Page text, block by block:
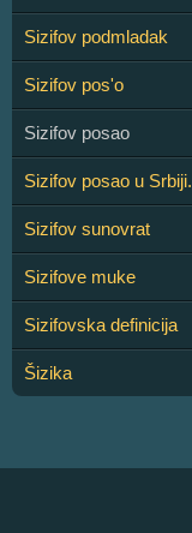
Sizifov podmladak
Sizifov pos'o
Sizifov posao
Sizifov posao u Srbiji.
Sizifov sunovrat
Sizifove muke
Sizifovska definicija
Šizika